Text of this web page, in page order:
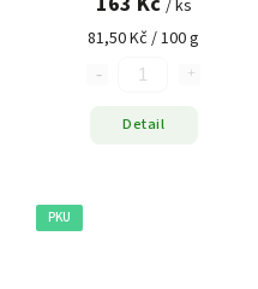
/ ks
81,50 Kč / 100 g
Detail
PKU